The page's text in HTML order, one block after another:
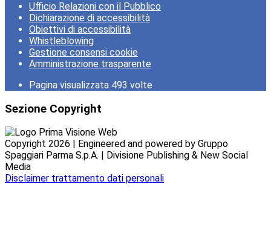
Ufficio Relazioni con il Pubblico
Dichiarazione di accessibilità
Obiettivi di accessibilità
Whistleblowing
Gestione consensi cookie
Amministrazione trasparente
Pagina visualizzata 493 volte
Sezione Copyright
Copyright 2026 | Engineered and powered by Gruppo
Spaggiari Parma S.p.A. | Divisione Publishing & New Social
Media
Disclaimer trattamento dati personali